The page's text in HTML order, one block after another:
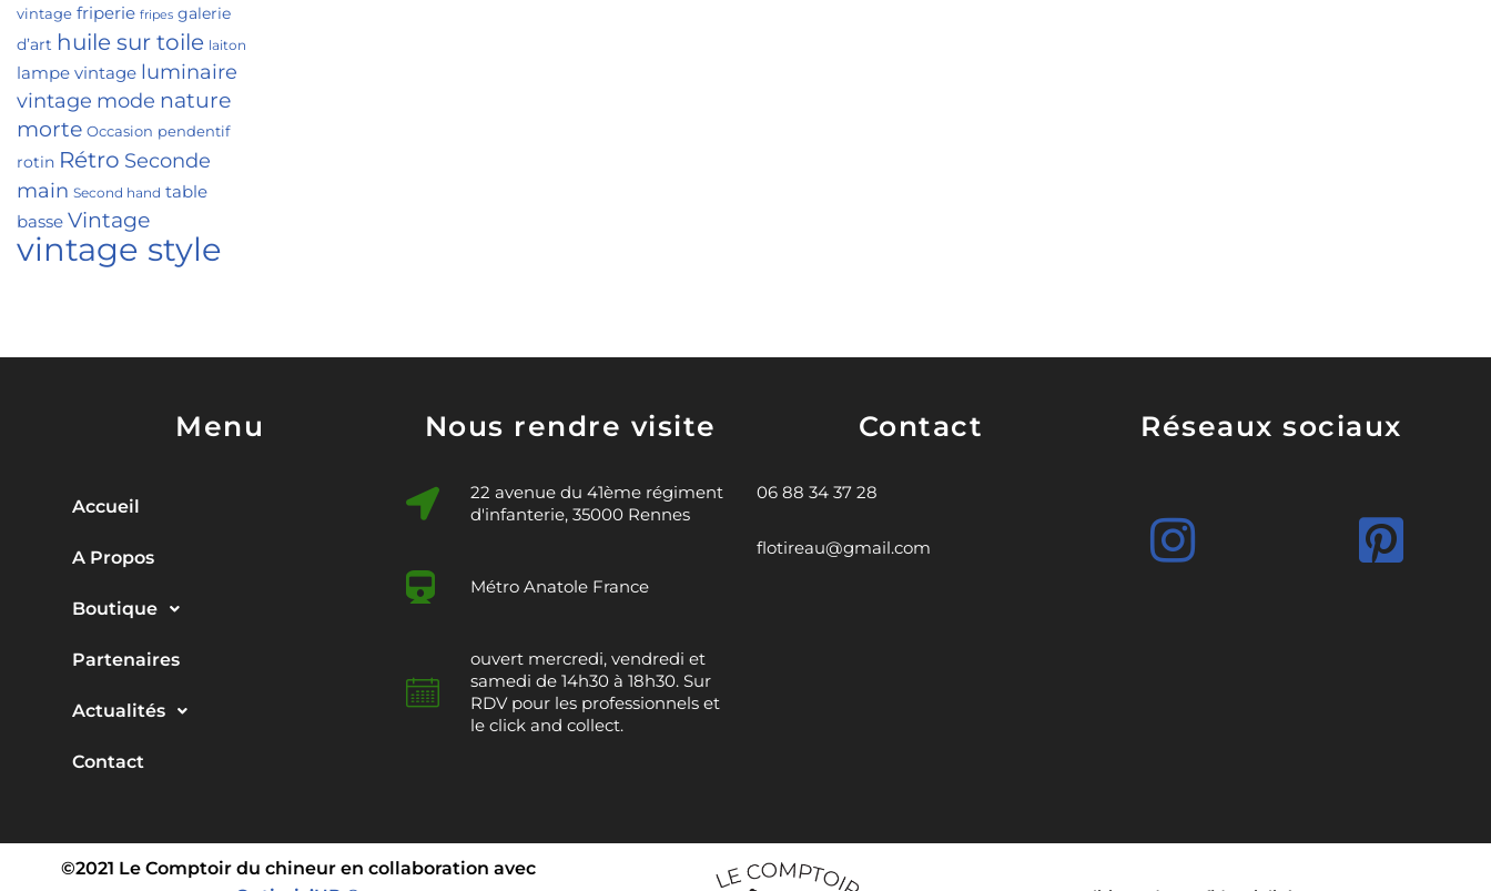
vintage friperie fripes galerie
d’art huile sur toile laiton
lampe vintage luminaire
vintage mode nature
morte Occasion pendentif
rotin Rétro Seconde
main Second hand table
basse Vintage
vintage style
Menu
Accueil
A Propos
Boutique
Partenaires
Actualités
Contact
Nous rendre visite
22 avenue du 41ème régiment
d'infanterie, 35000 Rennes
Métro Anatole France
ouvert mercredi, vendredi et
samedi de 14h30 à 18h30. Sur
RDV pour les professionnels et
le click and collect.
Contact
06 88 34 37 28
flotireau@gmail.com
Réseaux sociaux
©2021 Le Comptoir du chineur en collaboration avec